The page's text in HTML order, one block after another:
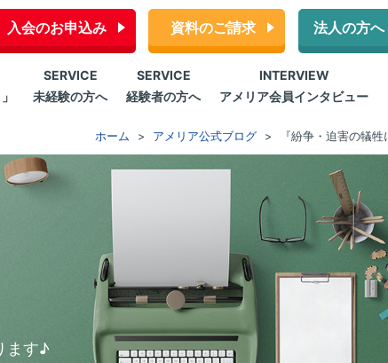
入会のお申込み 資料のご請求 法人の方へ
SERVICE
未経験の方へ
SERVICE
経験者の方へ
INTERVIEW
アメリア会員インタビュー
ホーム アメリア公式ブログ 『紛争・迫害の犠
ます♪